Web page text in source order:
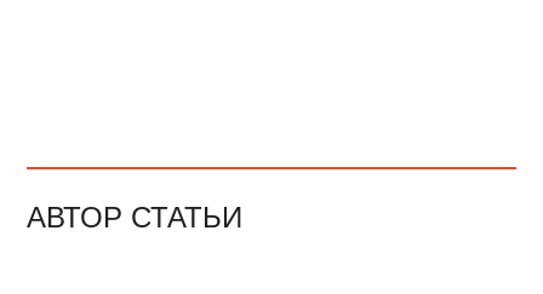
АВТОР СТАТЬИ